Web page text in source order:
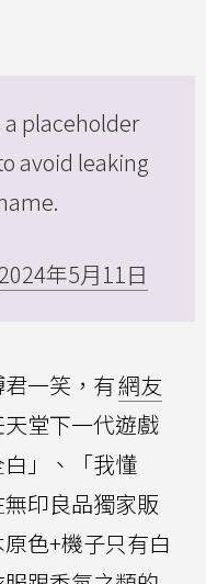
placeholder
avoid leaking
2024年5月11日
一笑，有網友
堂下一代遊戲
」、「我懂
印良品獨家販
色+機子只有白